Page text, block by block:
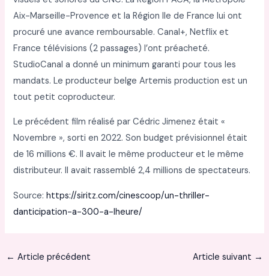
Aix-Marseille-Provence et la Région Ile de France lui ont
procuré une avance remboursable. Canal+, Netflix et
France télévisions (2 passages) l’ont préacheté.
StudioCanal a donné un minimum garanti pour tous les
mandats. Le producteur belge Artemis production est un
tout petit coproducteur.
Le précédent film réalisé par Cédric Jimenez était «
Novembre », sorti en 2022. Son budget prévisionnel était
de 16 millions €. Il avait le même producteur et le même
distributeur. Il avait rassemblé 2,4 millions de spectateurs.
Source:https://siritz.com/cinescoop/un-thriller-
danticipation-a-300-a-lheure/
← Article précédent Article suivant →